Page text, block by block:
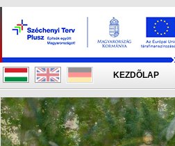
KEZDÕLAP